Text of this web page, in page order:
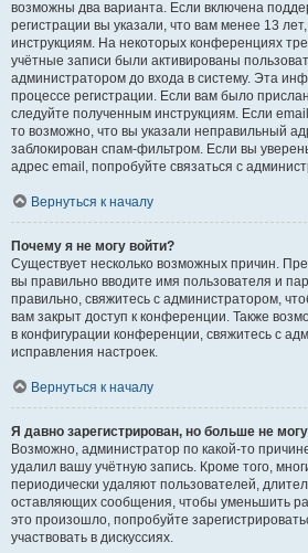
возможны два варианта. Если включена
регистрации вы указали, что вам менее 13
инструкциям. На некоторых конференциях
учётные записи были активированы
администратором до входа в систему. Эта
процессе регистрации. Если вам было
следуйте полученным инструкциям. Если
то возможно, что вы указали неправильный
заблокирован спам-фильтром. Если вы
адрес email, попробуйте связаться с
Вернуться к началу
Почему я не могу войти?
Существует несколько возможных причин.
вы правильно вводите имя пользователя и
правильно, свяжитесь с администратором,
вам закрыт доступ к конференции. Также
в конфигурации конференции, свяжитесь с
исправления настроек.
Вернуться к началу
Я давно зарегистрирован, но больше не
Возможно, администратор по какой-то
удалил вашу учётную запись. Кроме того,
периодически удаляют пользователей,
оставляющих сообщения, чтобы уменьшить
это произошло, попробуйте
участвовать в дискуссиях.